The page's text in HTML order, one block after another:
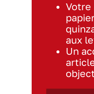
Votre
aux
Un